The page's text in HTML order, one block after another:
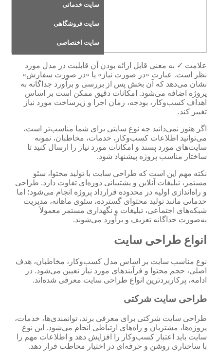
سایت خدماتی
سایت فروشگاهی
سایت اختصاصی
علامت ✓ به معنی قابل ارائه بودن آن قابلیت در مدل مورد
نظر است. عبارت «در صورت نیاز» یا «در صورت سفارش»
نشان می‌دهد که آن بخش پس از بررسی و برآورد جداگانه به
پروژه اضافه می‌شود. امکانات دقیق ممکن است بر اساس
اهداف کسب‌وکار، بودجه، زمان اجرا و زیرساخت مورد نیاز
تغییر کند.
اگر هنوز نمی‌دانید چه نوع سایتی برای شما مناسب‌تر است،
می‌توانید اطلاعات کسب‌وکار، خدمات، مخاطبان، نمونه
سایت‌های مورد پسند و امکانات مورد نیاز را ارسال کنید تا
ساختار مناسب پروژه پیشنهاد شود.
نکته مهم این است که طراحی سایت با تولید محتوا، سئو
مستمر، تبلیغات آنلاین و پشتیبانی دوره‌ای تفاوت دارد. طراحی
و راه‌اندازی اولیه در محدوده قرارداد پروژه انجام می‌شود؛ اما
خدماتی مانند تولید محتوای گسترده، سئوی ماهانه، مدیریت
شبکه‌های اجتماعی، تبلیغات و نگهداری مستمر معمولاً
به‌صورت جداگانه تعریف و برآورد می‌شوند.
انواع طراحی سایت
نوع مناسب سایت بر اساس مدل کسب‌وکار، مخاطبان، هدف
اصلی، حجم محتوا و فرآیندهای مورد نیاز تعیین می‌شود. در
ادامه، پرکاربردترین انواع طراحی سایت معرفی شده‌اند.
طراحی سایت شرکتی
طراحی سایت شرکتی برای معرفی برند، توانمندی‌ها، خدمات،
پروژه‌ها، مشتریان و راه‌های ارتباطی انجام می‌شود. این نوع
سایت باید اعتبار کسب‌وکار را افزایش دهد و اطلاعات مهم را
با ساختاری روشن و حرفه‌ای در اختیار مخاطب قرار دهد.